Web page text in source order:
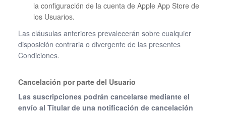
la configuración de la cuenta de Apple App Store de
los Usuarios.
Las cláusulas anteriores prevalecerán sobre cualquier
disposición contraria o divergente de las presentes
Condiciones.
Cancelación por parte del Usuario
Las suscripciones podrán cancelarse mediante el
envío al Titular de una notificación de cancelación